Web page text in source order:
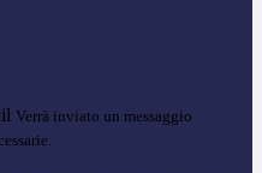
Verrà inviato un messaggio